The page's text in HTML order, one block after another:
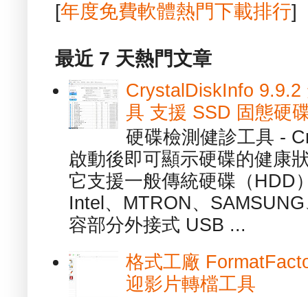
[年度免費軟體熱門下載排行]
最近 7 天熱門文章
CrystalDiskInfo 9.9.2
具 支援 SSD 固態硬
硬碟檢測健診工具 -
啟動後即可顯示硬碟的健康
它支援一般傳統硬碟（HDD
Intel、MTRON、
容部分外接式 USB ...
格式工廠
迎影片轉檔工具